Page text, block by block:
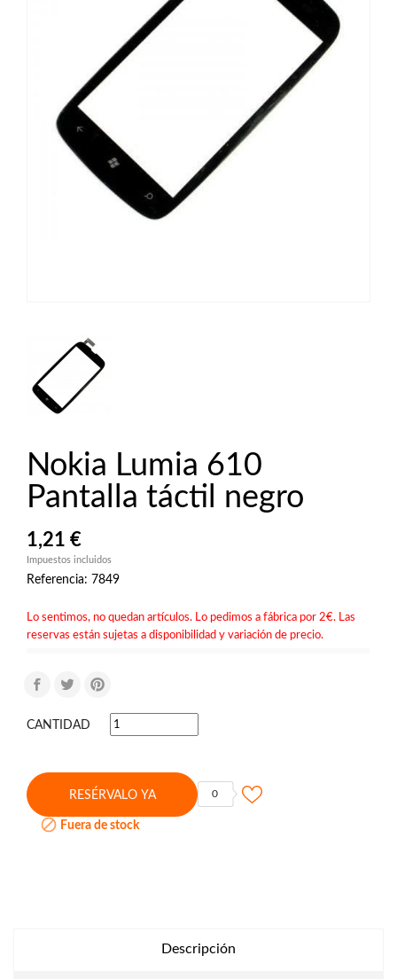
Nokia Lumia 610
Pantalla táctil negro
1,21 €
Impuestos incluidos
Referencia: 7849
Lo sentimos, no quedan artículos. Lo pedimos a fábrica por 2€. Las
reservas están sujetas a disponibilidad y variación de precio.
CANTIDAD
RESÉRVALO YA 0
 Fuera de stock
Descripción